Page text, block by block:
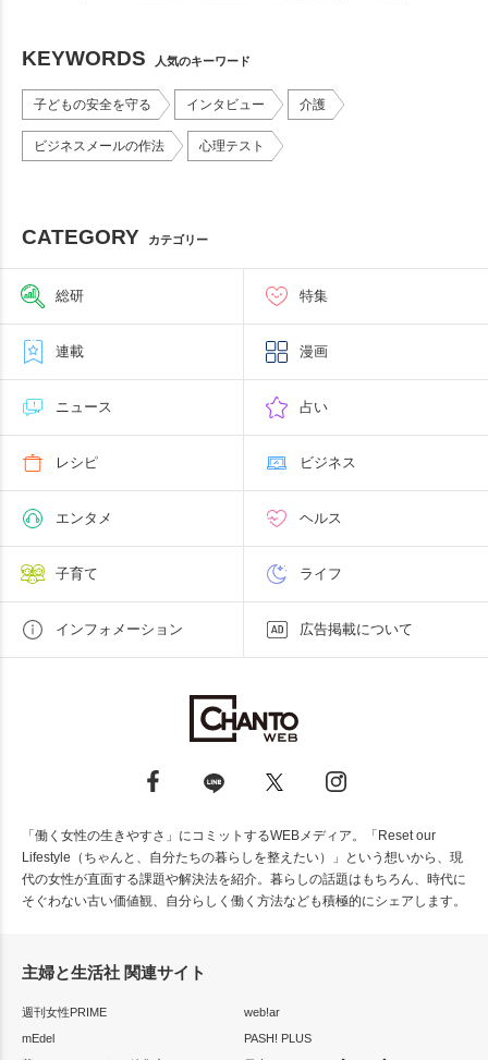
KEYWORDS 人気のキーワード
子どもの安全を守る インタビュー 介護
ビジネスメールの作法 心理テスト
CATEGORY カテゴリー
総研 特集
連載 漫画
ニュース 占い
レシピ ビジネス
エンタメ ヘルス
子育て ライフ
インフォメーション 広告掲載について
「働く女性の生きやすさ」にコミットするWEBメディア。「Reset our
Lifestyle（ちゃんと、自分たちの暮らしを整えたい）」という想いから、現
代の女性が直面する課題や解決法を紹介。暮らしの話題はもちろん、時代に
そぐわない古い価値観、自分らしく働く方法なども積極的にシェアします。
主婦と生活社 関連サイト
週刊女性PRIME
web!ar
mEdel
PASH! PLUS